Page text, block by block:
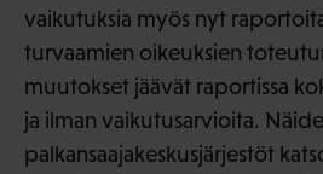
vaikutuksia myös nyt
turvaamien oikeuksien
muutokset jäävät raportissa
ja ilman vaikutusarvioita.
palkansaajakeskusjärjestöt